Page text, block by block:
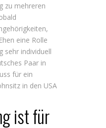
zu mehreren
eine Rolle
sehr individuell
Paar in
für ein
in den USA
ist für